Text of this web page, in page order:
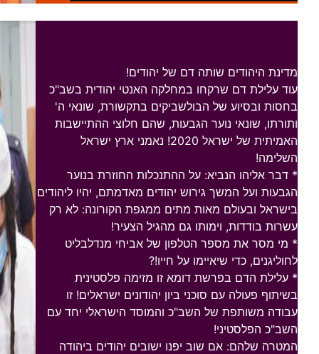
מדינת היהודים שותה דם של יהודים!
עוד עלילת דם שרקחו במחלקה האנטי יהודית בשב"כ
בחסות ובסיוע של הבולשביקים בתקשורת, שונאי ה'
ותורתו, שונאי נוער הגבעות, שהם חלוצי ההתיישבות
האמיתית של ישראל 2020! נאמני ארץ ישראל
השלימה!
* דבר אליהו הנביא: על ההתנכלות החוזרת בנוער
הגבעות ועל המשך גירוש יהודים מאדמתם, יהיו ליהודים
בישראל ובעולם מאות מתים ממגפת הקורונה: לא רק
עשרות בודדות, וימותו גם מהגיל הצעיר!
* מי מסר את מספר הטלפון של אביחי מנדלבליט
לחוליגנים, כדי שיאיימו על חייו!?
* עלילת הדם בפרשת דומא זו מזימה פלסטינית
בשיתוף פעולה עם סוכני ביון יהודונים ישראלים! זו
עבודה משותפת של השב"כ והמוסד הישראלי יחד עם
השב"כ הפלסטיני!
המטרה שלהם: אם שוב יפנו ישובים יהודים ביהודה